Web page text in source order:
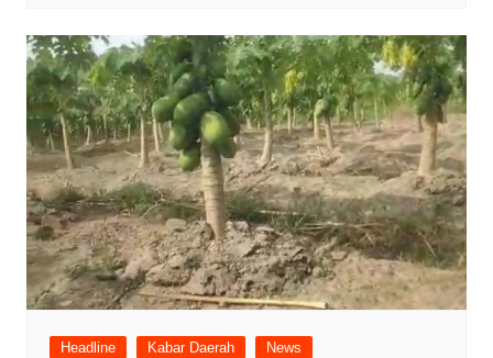
Headline Kabar Daerah News